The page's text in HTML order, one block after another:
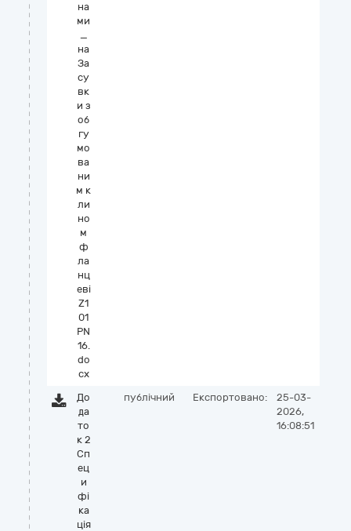
на
ми
_
на
За
су
вк
и з
об
гу
мо
ва
ни
м к
ли
но
м
ф
ла
нц
еві
Z1
01
PN
16.
do
cx
До
да
то
к 2
Сп
ец
и
фі
ка
ція
публічний Експортовано:
25-03-
2026,
16:08:51